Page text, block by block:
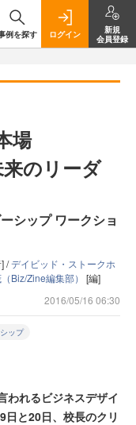
例を探す ログイン
新規
会員登録
場
のリーダ
シップ ワークショ
/デイビッド・ストークホ
Biz/Zine編集部） [編]
2016/05/16 06:30
ップ
われるビジネスデザイ
と20日、校長のクリ